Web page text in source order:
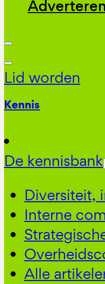
Adverteren
Lid worden
Kennis
De kennisbank
Diversiteit,
Interne
Alle